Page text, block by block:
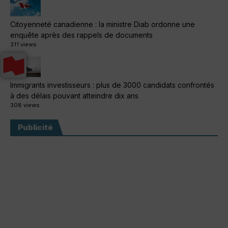
Citoyenneté canadienne : la ministre Diab ordonne une
enquête après des rappels de documents
311 views
Immigrants investisseurs : plus de 3000 candidats confrontés
à des délais pouvant atteindre dix ans
308 views
Publicité